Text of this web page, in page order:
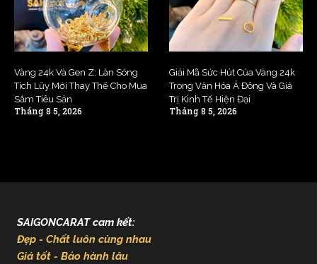
Vàng 24k Và Gen Z: Làn Sóng
Tích Lũy Mới Thay Thế Cho Mua
Sắm Tiêu Sản
Tháng 8 5, 2026
Giải Mã Sức Hút Của Vàng 24k
Trong Văn Hóa Á Đông Và Giá
Trị Kinh Tế Hiện Đại
Tháng 8 5, 2026
SAIGONCARAT cam kết:
Đẹp - Chất luôn cùng nhau
Giá tốt - Bảo hành lâu